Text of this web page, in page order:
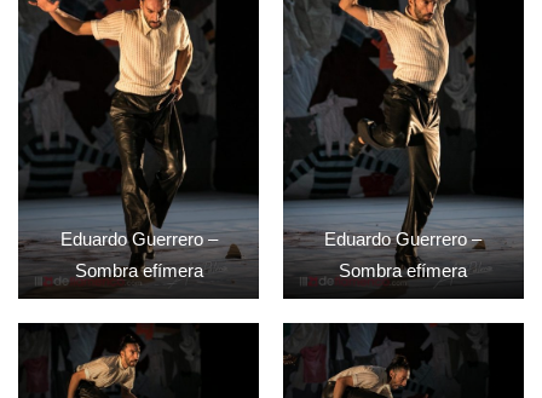
Eduardo Guerrero –
Sombra efímera
Eduardo Guerrero –
Sombra efímera